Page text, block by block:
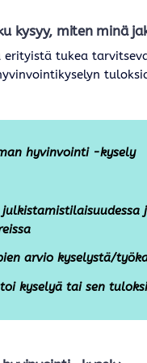
kysyy, miten minä
erityistä tukea
hyvinvointi -kysely
julkistamistilaisuudessa
arvio kyselystä/
kyselyä tai sen